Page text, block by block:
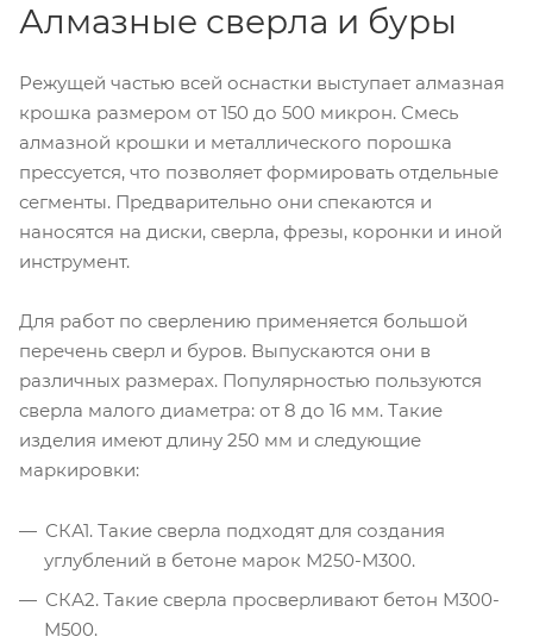
Алмазные сверла и буры
Режущей частью всей оснастки выступает алмазная
крошка размером от 150 до 500 микрон. Смесь
алмазной крошки и металлического порошка
прессуется, что позволяет формировать отдельные
сегменты. Предварительно они спекаются и
наносятся на диски, сверла, фрезы, коронки и иной
инструмент.
Для работ по сверлению применяется большой
перечень сверл и буров. Выпускаются они в
различных размерах. Популярностью пользуются
сверла малого диаметра: от 8 до 16 мм. Такие
изделия имеют длину 250 мм и следующие
маркировки:
СКА1. Такие сверла подходят для создания
углублений в бетоне марок М250-М300.
СКА2. Такие сверла просверливают бетон М300-
М500.